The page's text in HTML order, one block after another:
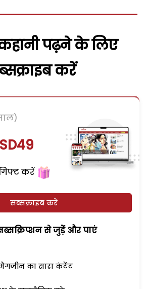
पढ़ने के लिए
करें
करें
सब्सक्राइब करें
से जुड़ेें और पाएं
का सारा कंटेंट